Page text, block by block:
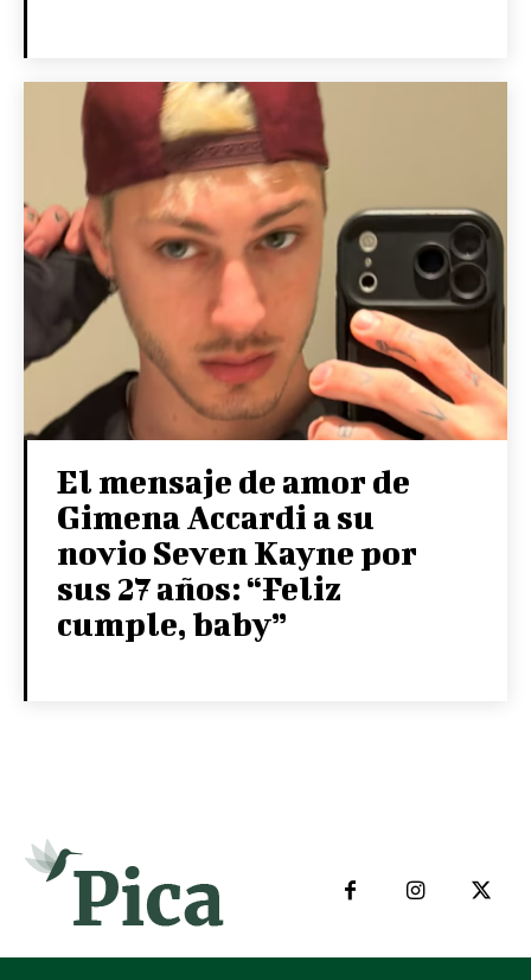
El mensaje de amor de
Gimena Accardi a su
novio Seven Kayne por
sus 27 años: “Feliz
cumple, baby”